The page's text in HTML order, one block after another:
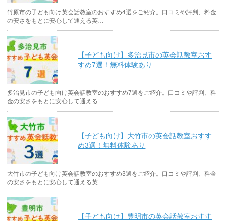
竹原市の子ども向け英会話教室のおすすめ4選をご紹介。口コミや評判、料金
の安さをもとに安心して通える英…
【子ども向け】多治見市の英会話教室おす
すめ7選！無料体験あり
多治見市の子ども向け英会話教室のおすすめ7選をご紹介。口コミや評判、料
金の安さをもとに安心して通える…
【子ども向け】大竹市の英会話教室おすす
め3選！無料体験あり
大竹市の子ども向け英会話教室のおすすめ3選をご紹介。口コミや評判、料金
の安さをもとに安心して通える英…
【子ども向け】豊明市の英会話教室おすす